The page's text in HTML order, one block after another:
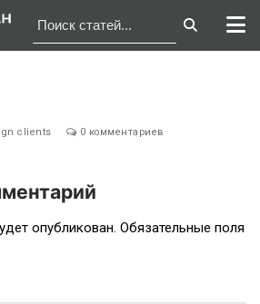
clients 0 комментариев
опубликован. Обязательные поля